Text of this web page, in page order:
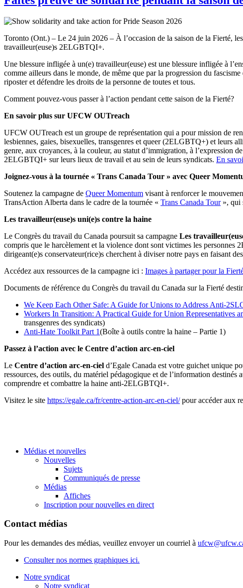
Toronto (Ont.) – Le 24 juin 2026 – À l’occasion de la saison de la Fierté,
travailleur(euse)s 2ELGBTQI+.
Une blessure infligée à un(e) travailleur(euse) est une blessure infligée à
comme ailleurs dans le monde, de même que par la progression du
riposter et défendre les droits de la personne de toutes et tous.
Comment pouvez-vous passer à l’action pendant cette saison de la Fierté?
En savoir plus sur UFCW OUTreach
UFCW OUTreach est un groupe de représentation qui a pour mission de
lesbiennes, gaies, bisexuelles, transgenres et queer (2ELGBTQ+) et leurs
genre, aux croyances, à la couleur, au statut d’immigration, à l’expression
2ELGBTQI+ sur leurs lieux de travail et au sein de leurs syndicats. En
Joignez-vous à la tournée « Trans Canada Tour » avec Queer
Soutenez la campagne de Queer Momentum visant à renforcer le
TransAction Alberta dans le cadre de la tournée « Trans Canada Tour», qui
Les travailleur(euse)s uni(e)s contre la haine
Le Congrès du travail du Canada poursuit sa campagne Les
compris que le harcèlement et la violence dont sont victimes les
dirigeant(e)s conservateur(rice)s cherchent à diviser notre pays en faisant
Accédez aux ressources de la campagne ici : Images à partager pour la
Documents de référence du Congrès du travail du Canada sur la Fierté
We Keep Each Other Safe: A Guide for Unions to Address Anti-
Workers In Transition: A Practical Guide for Union Representatives
transgenres des syndicats)
Anti-Hate Toolkit Part 1(Boîte à outils contre la haine – Partie 1)
Passez à l’action avec le Centre d’action arc-en-ciel
Le Centre d’action arc-en-ciel d’Egale Canada est votre guichet unique
ressources, des outils, du matériel pédagogique et de l’information
comprendre et combattre la haine anti-2ELGBTQI+.
Visitez le site https://egale.ca/fr/centre-action-arc-en-ciel/pour accéder aux
Médias et nouvelles
Nouvelles
Sujets
Communiqués de presse
Médias
Affiches
Inscription pour nouvelles en direct
Contact médias
Pour les demandes des médias, veuillez envoyer un courriel à
Consulter nos normes graphiques ici.
Notre syndicat
Notre syndicat